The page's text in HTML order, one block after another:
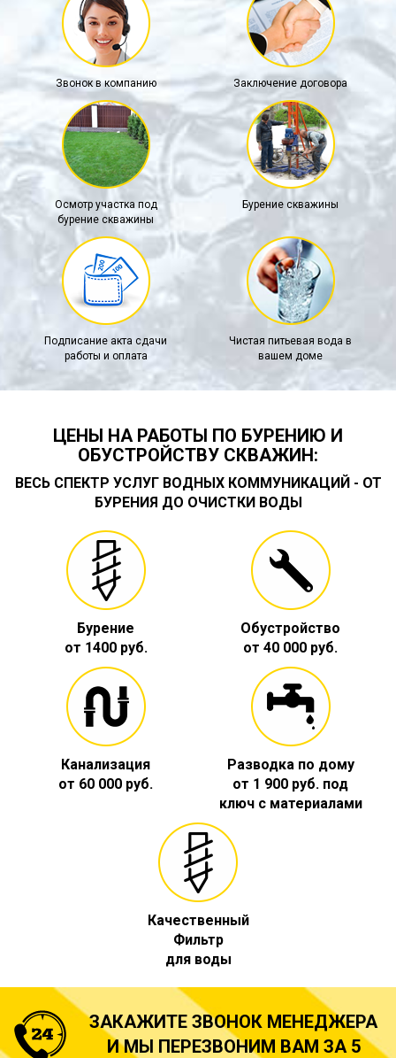
Звонок в компанию Заключение договора
Осмотр участка под
бурение скважины
Бурение скважины
Подписание акта сдачи
работы и оплата
Чистая питьевая вода в
вашем доме
ЦЕНЫ НА РАБОТЫ ПО БУРЕНИЮ И
ОБУСТРОЙСТВУ СКВАЖИН:
ВЕСЬ СПЕКТР УСЛУГ ВОДНЫХ КОММУНИКАЦИЙ - ОТ
БУРЕНИЯ ДО ОЧИСТКИ ВОДЫ
Бурение
от 1400 руб.
Обустройство
от 40 000 руб.
Канализация
от 60 000 руб.
Разводка по дому
от 1 900 руб. под
ключ с материалами
Качественный
Фильтр
для воды
ЗАКАЖИТЕ ЗВОНОК МЕНЕДЖЕРА
И МЫ ПЕРЕЗВОНИМ ВАМ ЗА 5